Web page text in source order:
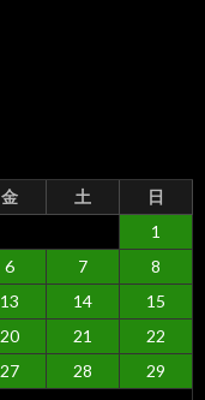
金 土 日
1
6 7
8
13 14
15
20 21
22
27 28
29